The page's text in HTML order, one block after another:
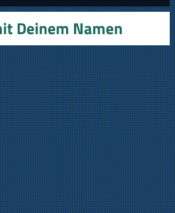
Deinem Namen